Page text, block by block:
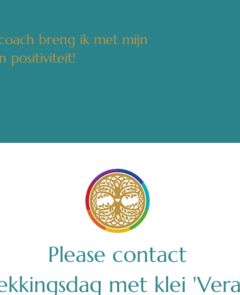
breng ik met mijn
positiviteit!
Please contact
met klei